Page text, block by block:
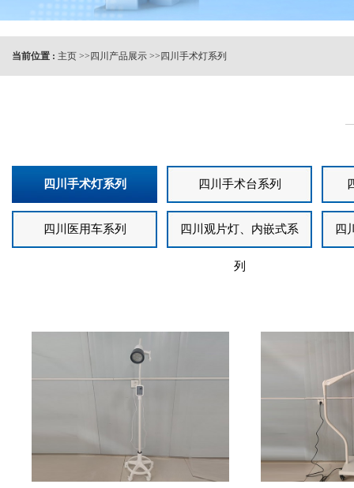
当前位置 : 主页 >> 四川产品展示 >> 四川手术灯系列
四川手术灯系列 四川手术台系列
四川医用车系列 四川观片灯、内嵌式系
列
四